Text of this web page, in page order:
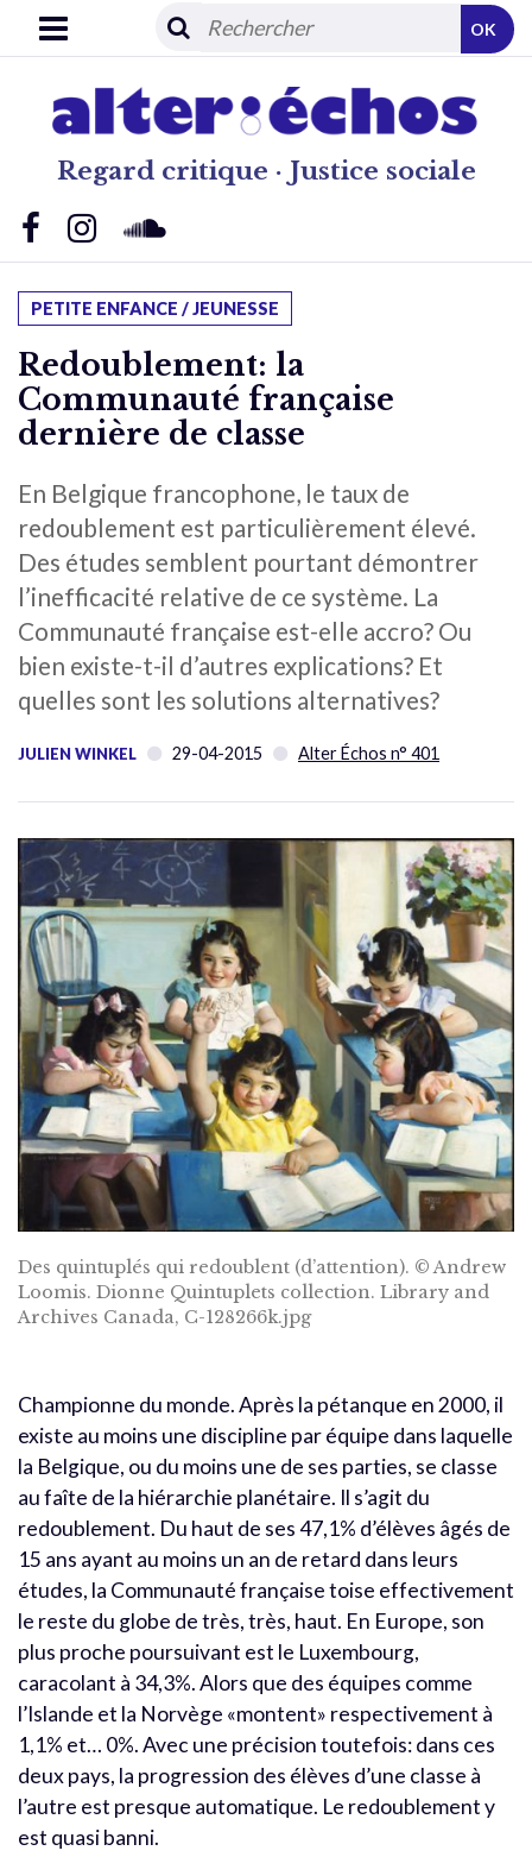
Regard critique · Justice sociale
OK
PETITE ENFANCE / JEUNESSE
Redoublement: la
Communauté française
dernière de classe
En Belgique francophone, le taux de
redoublement est particulièrement élevé.
Des études semblent pourtant démontrer
l’inefficacité relative de ce système. La
Communauté française est-elle accro? Ou
bien existe-t-il d’autres explications? Et
quelles sont les solutions alternatives?
JULIEN WINKEL 29-04-2015 Alter Échos n° 401
Des quintuplés qui redoublent (d’attention). © Andrew
Loomis. Dionne Quintuplets collection. Library and
Archives Canada, C-128266k.jpg
Championne du monde. Après la pétanque en 2000, il
existe au moins une discipline par équipe dans laquelle
la Belgique, ou du moins une de ses parties, se classe
au faîte de la hiérarchie planétaire. Il s’agit du
redoublement. Du haut de ses 47,1% d’élèves âgés de
15 ans ayant au moins un an de retard dans leurs
études, la Communauté française toise effectivement
le reste du globe de très, très, haut. En Europe, son
plus proche poursuivant est le Luxembourg,
caracolant à 34,3%. Alors que des équipes comme
l’Islande et la Norvège «montent» respectivement à
1,1% et… 0%. Avec une précision toutefois: dans ces
deux pays, la progression des élèves d’une classe à
l’autre est presque automatique. Le redoublement y
est quasi banni.